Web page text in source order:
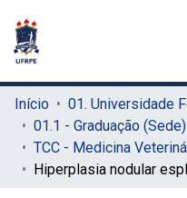
Início
01.1 - Graduação (Sede)